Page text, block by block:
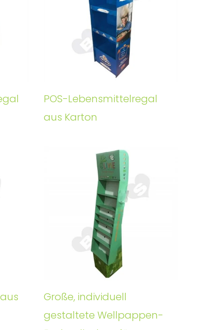
POS-Lebensmittelregal
aus Karton
Große, individuell
gestaltete Wellpappen-